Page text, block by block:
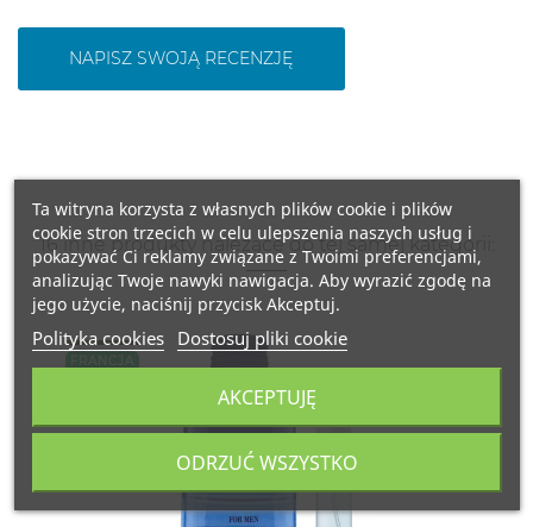
NAPISZ SWOJĄ RECENZJĘ
16 inne produkty należące do tej samej kategorii:
FRANCJA
Ta witryna korzysta z własnych plików cookie i plików
cookie stron trzecich w celu ulepszenia naszych usług i
pokazywać Ci reklamy związane z Twoimi preferencjami,
analizując Twoje nawyki nawigacja. Aby wyrazić zgodę na
jego użycie, naciśnij przycisk Akceptuj.
Polityka cookies Dostosuj pliki cookie
ODRZUĆ WSZYSTKO
AKCEPTUJĘ